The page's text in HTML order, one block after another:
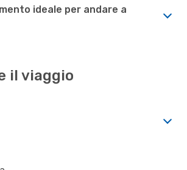
ideale per andare a
il viaggio